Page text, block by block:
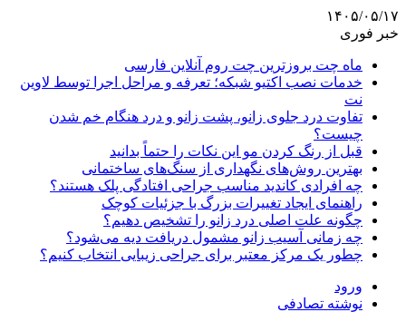
۱۴۰۵/۰۵/۱۷
خبر فوری
ماه چت بروزترین چت روم آنلاین فارسی
خدمات نصب اکتیو شبکه؛ تعرفه و مراحل اجرا توسط لاوین
نت
تفاوت درد جلوی زانو، پشت زانو و درد هنگام خم شدن
چیست؟
قبل از رنگ کردن مو این نکات را حتماً بدانید
بهترین روش‌های نگهداری از سنگ‌های ساختمانی
چه افرادی کاندید مناسب جراحی افتادگی پلک هستند؟
راهنمای ایجاد تغییرات بزرگ با جزئیات کوچک
چگونه علت اصلی درد زانو را تشخیص دهیم؟
چه زمانی آسیب زانو مشمول دریافت دیه می‌شود؟
چطور یک مرکز معتبر برای جراحی زیبایی انتخاب کنیم؟
ورود
نوشته تصادفی